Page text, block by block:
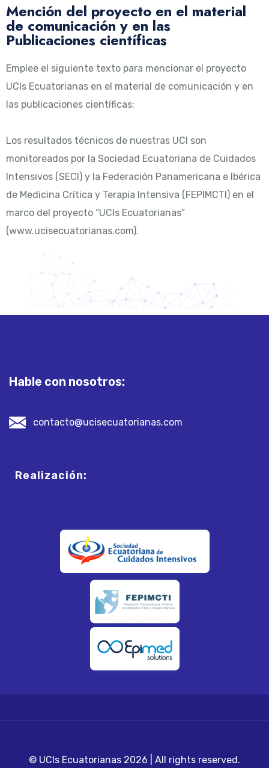
Mención del proyecto en el material
de comunicación y en las
Publicaciones científicas
Emplee el siguiente texto para mencionar el proyecto
UCIs Ecuatorianas en el material de comunicación y en
las publicaciones científicas:
Los resultados técnicos de nuestras UCI son
monitoreados por la Sociedad Ecuatoriana de Cuidados
Intensivos (SECI) y la Federación Panamericana e Ibérica
de Medicina Crítica y Terapia Intensiva (FEPIMCTI) en el
marco del proyecto “UCIs Ecuatorianas”
(www.ucisecuatorianas.com).
Hable con nosotros:
contacto@ucisecuatorianas.com
Realización:
© UCIs Ecuatorianas 2026 | All rights reserved.